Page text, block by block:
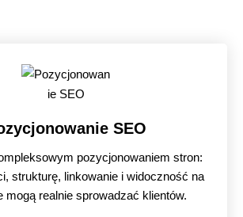
SEO
pozycjonowaniem stron:
strukturę, linkowanie i widoczność na
mogą realnie sprowadzać klientów.